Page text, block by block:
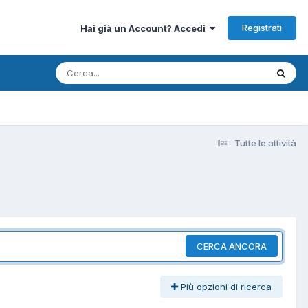
Hai già un Account? Accedi Registrati
Tutte le attività
CERCA ANCORA
Più opzioni di ricerca